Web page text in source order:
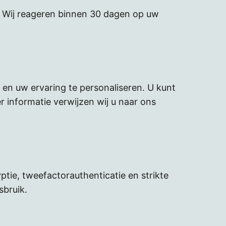
Wij reageren binnen 30 dagen op uw
uw ervaring te personaliseren. U kunt
informatie verwijzen wij u naar ons
tweefactorauthenticatie en strikte